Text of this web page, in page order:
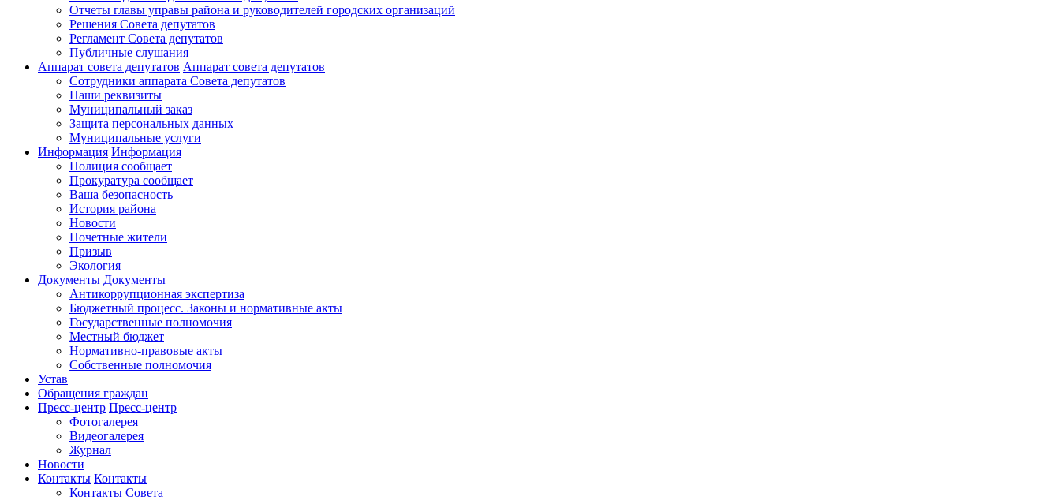
Отчеты главы управы района и руководителей городских организаций
Решения Совета депутатов
Регламент Совета депутатов
Публичные слушания
Аппарат совета депутатов Аппарат совета депутатов
Сотрудники аппарата Совета депутатов
Наши реквизиты
Муниципальный заказ
Защита персональных данных
Муниципальные услуги
Информация Информация
Полиция сообщает
Прокуратура сообщает
Ваша безопасность
История района
Новости
Почетные жители
Призыв
Экология
Документы Документы
Антикоррупционная экспертиза
Бюджетный процесс. Законы и нормативные акты
Государственные полномочия
Местный бюджет
Нормативно-правовые акты
Собственные полномочия
Устав
Обращения граждан
Пресс-центр Пресс-центр
Фотогалерея
Видеогалерея
Журнал
Новости
Контакты Контакты
Контакты Совета